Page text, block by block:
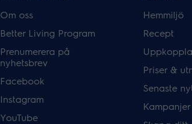
Om oss
Better Living Program
Prenumerera på
nyhetsbrev
Facebook
Instagram
YouTube
Hemmiljö
Recept
Priser &
Senaste
Kampanjer